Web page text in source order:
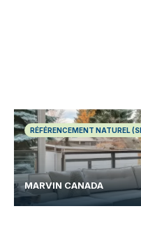
RÉFÉRENCEMENT NATUREL
MARVIN CANADA